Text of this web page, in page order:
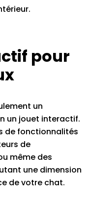
pour
un
un jouet interactif.
de fonctionnalités
de
même des
une dimension
de votre chat.